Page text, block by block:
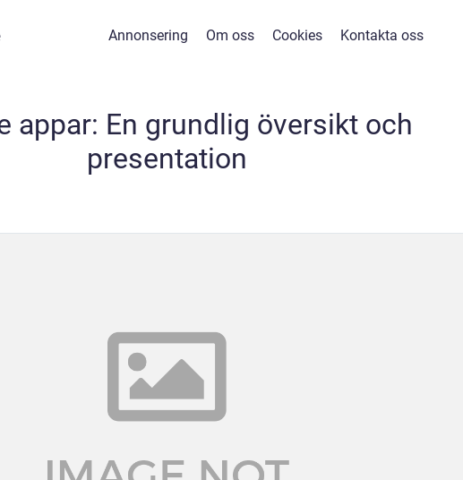
Annonsering Om oss Cookies Kontakta oss
appar: En grundlig översikt och
presentation